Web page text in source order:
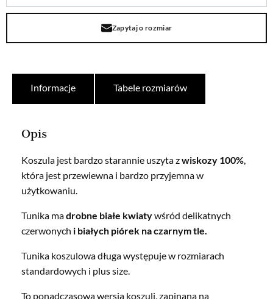
Zapytaj o rozmiar
Informacje Tabele rozmiarów
Opis
Koszula jest bardzo starannie uszyta zwiskozy 100%,
która jest przewiewna i bardzo przyjemna w
użytkowaniu.
Tunika madrobne białe kwiatywśród delikatnych
czerwonych i białych piórek na czarnym tle.
Tunika koszulowa długa występuje w rozmiarach
standardowych i plus size.
To ponadczasowa wersja koszuli, zapinana na